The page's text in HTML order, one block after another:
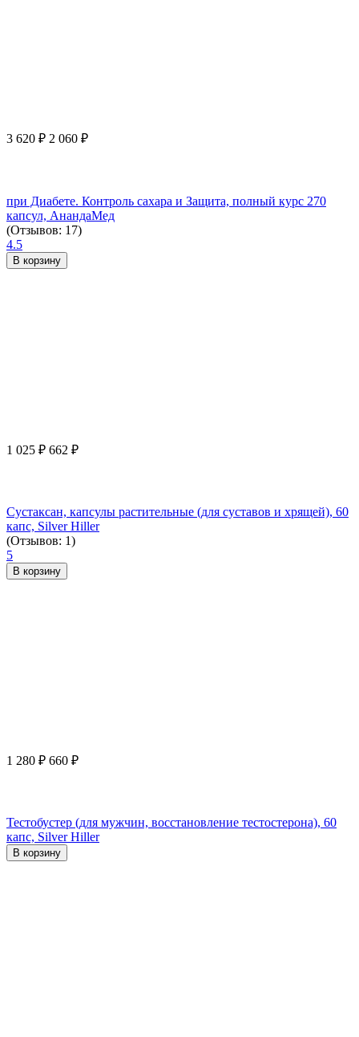
3 620 ₽ 2 060 ₽
при Диабете. Контроль сахара и Защита, полный курс 270
капсул, АнандаМед
(Отзывов: 17)
4.5
В корзину
1 025 ₽ 662 ₽
Сустаксан, капсулы растительные (для суставов и хрящей), 60
капс, Silver Hiller
(Отзывов: 1)
5
В корзину
1 280 ₽ 660 ₽
Тестобустер (для мужчин, восстановление тестостерона), 60
капс, Silver Hiller
В корзину